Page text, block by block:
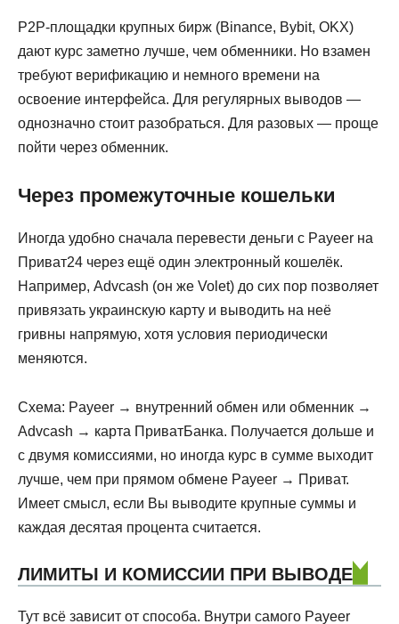
P2P-площадки крупных бирж (Binance, Bybit, OKX)
дают курс заметно лучше, чем обменники. Но взамен
требуют верификацию и немного времени на
освоение интерфейса. Для регулярных выводов —
однозначно стоит разобраться. Для разовых — проще
пойти через обменник.
Через промежуточные кошельки
Иногда удобно сначала перевести деньги с Payeer на
Приват24 через ещё один электронный кошелёк.
Например, Advcash (он же Volet) до сих пор позволяет
привязать украинскую карту и выводить на неё
гривны напрямую, хотя условия периодически
меняются.
Схема: Payeer → внутренний обмен или обменник →
Advcash → карта ПриватБанка. Получается дольше и
с двумя комиссиями, но иногда курс в сумме выходит
лучше, чем при прямом обмене Payeer → Приват.
Имеет смысл, если Вы выводите крупные суммы и
каждая десятая процента считается.
ЛИМИТЫ И КОМИССИИ ПРИ ВЫВОДЕ
Тут всё зависит от способа. Внутри самого Payeer